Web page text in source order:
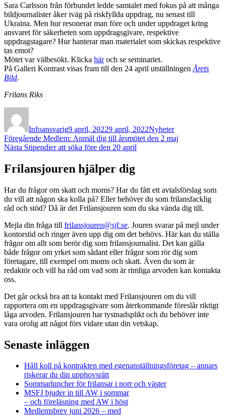
Sara Carlsson från förbundet ledde samtalet med fokus på att många
bildjournalister åker iväg på riskfyllda uppdrag, nu senast till
Ukraina. Men hur resonerar man före och under uppdraget kring
ansvaret för säkerheten som uppdragsgivare, respektive
uppdragstagare? Hur hanterar man materialet som skickas respektive
tas emot?
Mötet var välbesökt. Klicka häroch se seminariet.
På Galleri Kontrast visas fram till den 24 april utställningen Årets
Bild.
Frilans Riks
Infoansvarig9 april, 20229 april, 2022Nyheter
Inläggsnavigering
Föregående Föregående
inlägg:
Medlem: Anmäl dig till årsmötet den 2 maj
Nästa Nästa
Stipendier att söka före den 20 april
Frilansjouren hjälper dig
Har du frågor om skatt och moms? Har du fått ett avtalsförslag som
du vill att någon ska kolla på? Eller behöver du som frilansfacklig
råd och stöd? Då är det Frilansjouren som du ska vända dig till.
Mejla din fråga till frilansjouren@sjf.se. Jouren svarar på mejl under
kontorstid och ringer även upp dig om det behövs. Här kan du ställa
frågor om allt som berör dig som frilansjournalist. Det kan gälla
både frågor om yrket som sådant eller frågor som rör dig som
företagare, till exempel om moms och skatt. Även du som är
redaktör och vill ha råd om vad som är rimliga arvoden kan kontakta
oss.
Det går också bra att ta kontakt med Frilansjouren om du vill
rapportera om en uppdragsgivare som återkommande föreslår riktigt
låga arvoden. Frilansjouren har tystnadsplikt och du behöver inte
vara orolig att något förs vidare utan din vetskap.
Senaste inläggen
Håll koll på kontrakten med egenanställningsföretag – annars
riskerar du din upphovsrätt
Sommarluncher för frilansar i norr och väster
MSFJ bjuder in till AW i sommar
– och föreläsning med AW i höst
Medlemsbrev juni 2026 – med